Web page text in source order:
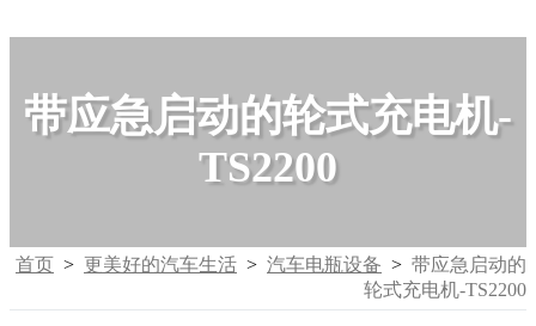
带应急启动的轮式充电机-
TS2200
首页 > 更美好的汽车生活 > 汽车电瓶设备 > 带应急启动的
轮式充电机-TS2200